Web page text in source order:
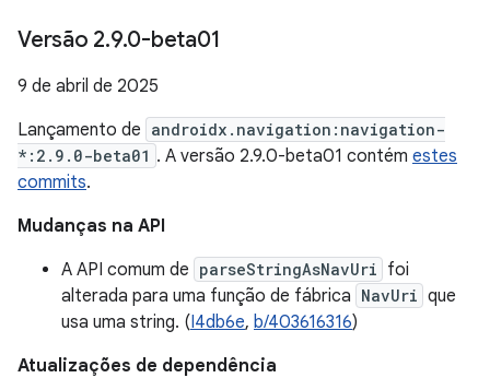
Versão 2.9.0-beta01
9 de abril de 2025
Lançamento de androidx.navigation:navigation-
*:2.9.0-beta01 . A versão 2.9.0-beta01 contém estes
commits.
Mudanças na API
A API comum de parseStringAsNavUri foi
alterada para uma função de fábrica NavUri que
usa uma string. (I4db6e, b/403616316)
Atualizações de dependência